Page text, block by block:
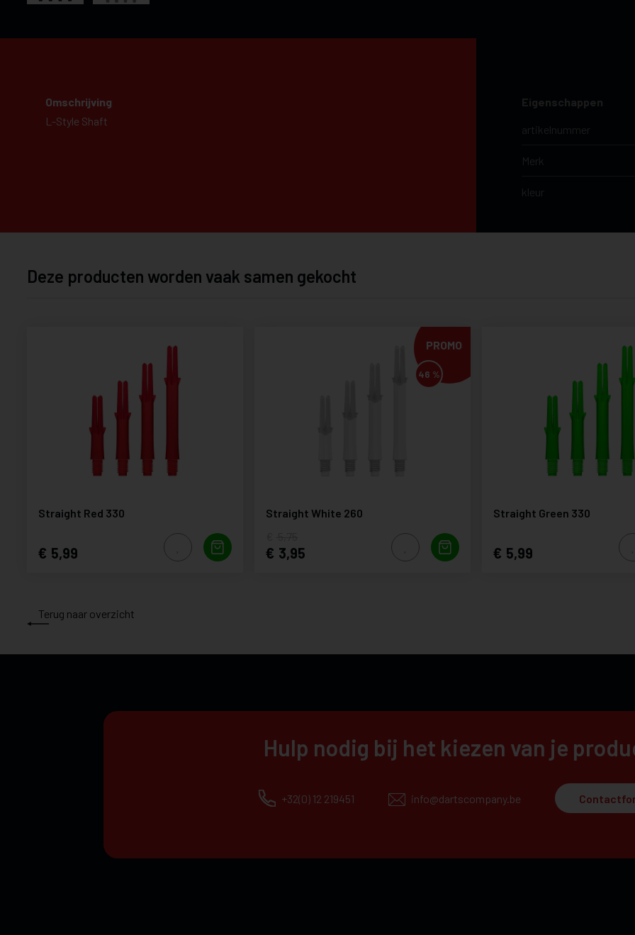
Omschrijving
L-Style Shaft
Eigenschappen
artikelnummer
Merk
kleur
Deze producten worden vaak samen gekocht
Straight Red 330
5,99
PROMO
46 %
Straight White 260
3,95
Straight Green 330
5,99
Terug naar overzicht
Hulp nodig bij het kiezen van je
+32(0) 12 219451 info@dartscompany.be